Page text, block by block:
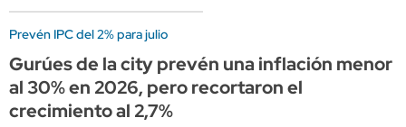
Prevén IPC del 2% para julio
Gurúes de la city prevén una inflación menor
al 30% en 2026, pero recortaron el
crecimiento al 2,7%